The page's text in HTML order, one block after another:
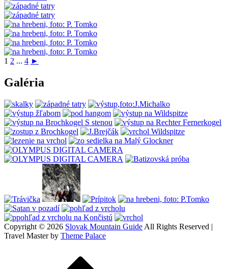
1 2 ... 4 ►
Galéria
Copyright © 2026 Slovak Mountain Guide All Rights Reserved |
Travel Master by Theme Palace